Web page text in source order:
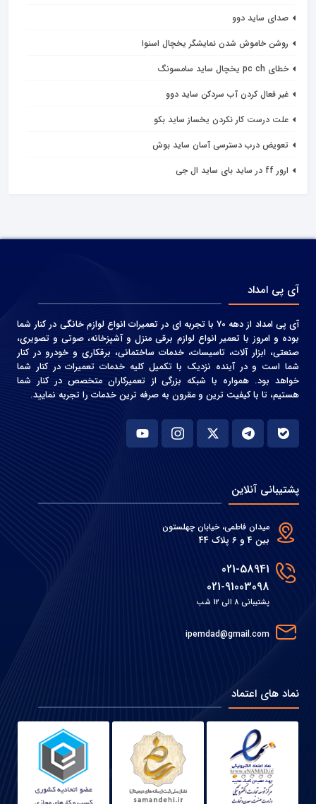
صدای ساید دوو
روشن خاموش شدن نمایشگر یخچال اسنوا
خطای pc ch یخچال ساید سامسونگ
غیر فعال کردن آب سردکن ساید دوو
علت درست کار نکردن یخساز ساید بکو
تعویض درب دسترسی آسان ساید بوش
ارور ff در ساید بای ساید ال جی
آی پی امداد
آی پی امداد از دهه 70 با تجربه ای در تعمیرات انواع لوازم خانگی در کنار شما
بوده و امروز با تعمیر انواع لوازم برقی منزل و آشپزخانه، صوتی و‌ تصویری،
صنعتی، ابزار آلات، تاسیسات، خدمات ساختمانی، برقکاری و خودرو در کنار
شما است و در آینده نزدیک با تکمیل کلیه خدمات تعمیرات در کنار شما
خواهد بود. همواره با شبکه بزرگی از تعمیرکاران متخصص در کنار شما
هستیم، تا با کیفیت ترین و مقرون به صرفه ترین خدمات را تجربه نمایید.
پشتیبانی آنلاین
میدان فاطمی، خیابان چهلستون
بین 4 و 6 پلاک 44
021-58941
021-91003098
پشتیبانی 8 الی 12 شب
ipemdad@gmail.com
نماد های اعتماد